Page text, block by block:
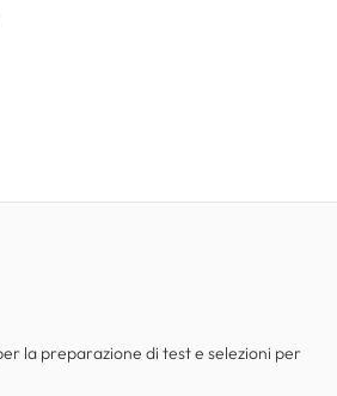
la preparazione di test e selezioni per